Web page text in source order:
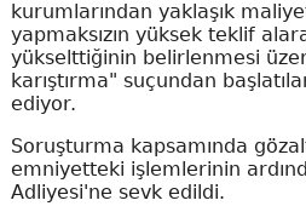
kurumlarından yaklaşık
yapmaksızın yüksek teklif
yükselttiğinin belirlenmesi
karıştırma" suçundan
ediyor.
Soruşturma kapsamında
emniyetteki işlemlerinin
Adliyesi'ne sevk edildi.